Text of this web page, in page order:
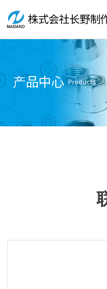
产品中心 Products